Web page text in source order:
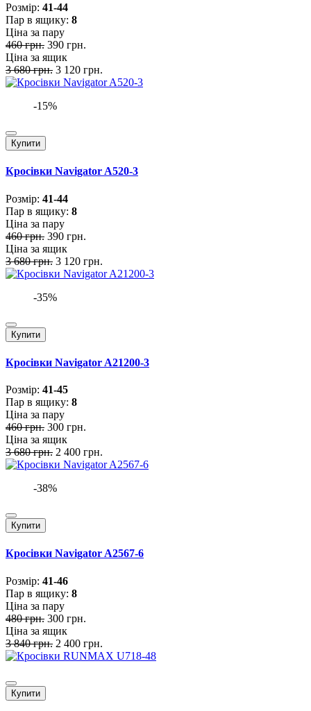
Розмiр: 41-44
Пар в ящику: 8
Ціна за пару
460 грн. 390 грн.
Ціна за ящик
3 680 грн. 3 120 грн.
-15%
Купити
Кросівки Navigator A520-3
Розмiр: 41-44
Пар в ящику: 8
Ціна за пару
460 грн. 390 грн.
Ціна за ящик
3 680 грн. 3 120 грн.
-35%
Купити
Кросівки Navigator A21200-3
Розмiр: 41-45
Пар в ящику: 8
Ціна за пару
460 грн. 300 грн.
Ціна за ящик
3 680 грн. 2 400 грн.
-38%
Купити
Кросівки Navigator A2567-6
Розмiр: 41-46
Пар в ящику: 8
Ціна за пару
480 грн. 300 грн.
Ціна за ящик
3 840 грн. 2 400 грн.
Купити